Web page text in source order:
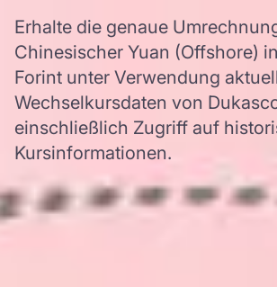
Erhalte die genaue
Chinesischer Yuan (Offshore)
Forint unter Verwendung
Wechselkursdaten von
einschließlich Zugriff auf
Kursinformationen.